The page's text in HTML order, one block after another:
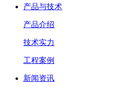
产品与技术
产品介绍
技术实力
工程案例
新闻资讯